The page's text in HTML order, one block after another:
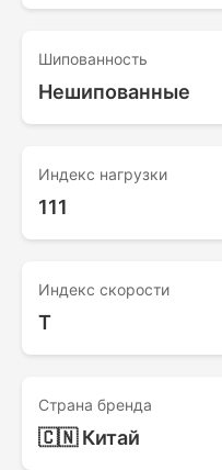
Шипованность
Нешипованные
Индекс нагрузки
111
Индекс скорости
T
Страна бренда
🇨🇳 Китай